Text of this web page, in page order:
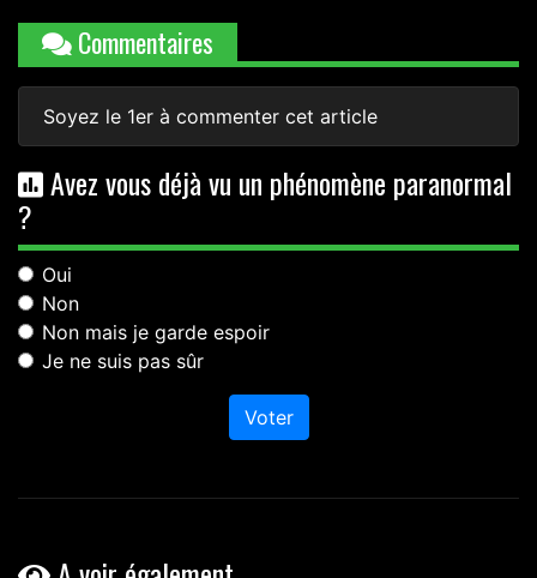
Commentaires
Soyez le 1er à commenter cet article
Avez vous déjà vu un phénomène paranormal
?
Oui
Non
Non mais je garde espoir
Je ne suis pas sûr
Voter